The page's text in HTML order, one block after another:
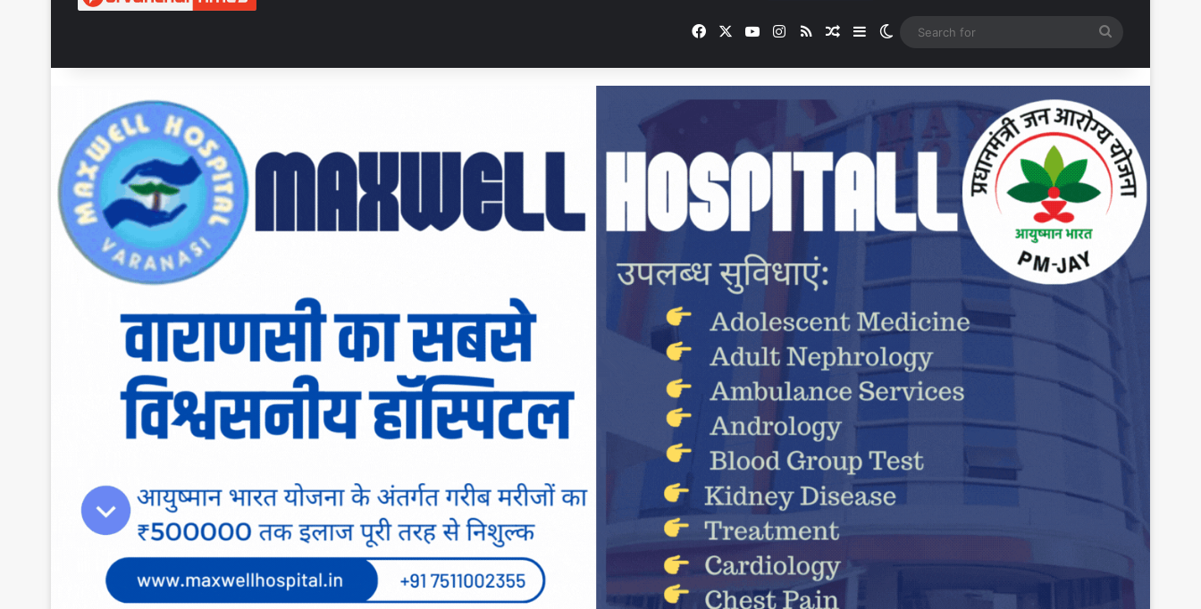
Facebook YouTubeInstagram
RSS Random Article
SidebarSwitch skin